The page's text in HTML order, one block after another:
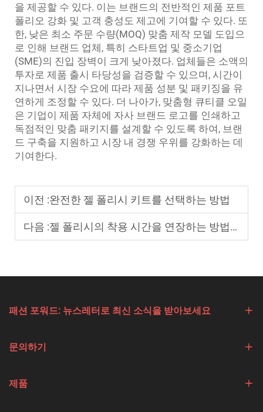
을 제공할 수 있다. 이는 브랜드의 전반적인 제품 포트
폴리오 강화 및 고객 충성도 제고에 기여할 수 있다. 또
한, 낮은 최소 주문 수량(MOQ) 맞춤 제작 모델 도입으
로 인해 브랜드 업체, 특히 스타트업 및 중소기업
(SME)의 진입 장벽이 크게 낮아졌다. 업체들은 소액의
투자로 제품 출시 타당성을 검증할 수 있으며, 시간이
지나면서 시장 수요에 따라 제품 성분 및 패키징을 유
연하게 조정할 수 있다. 더 나아가, 맞춤형 큐티클 오일
은 기업이 제품 자체에 자사 브랜드 로고를 인쇄하고
독점적인 맞춤 패키지를 설계할 수 있도록 하여, 브랜
드 구축을 지원하고 시장 내 경쟁 우위를 강화하는 데
기여한다.
이전 :완전한 젤 폴리시 키트를 선택하는 방법
다음 :젤 폴리시의 착용 시간을 연장하는 방법은 무엇인가요?
패션 포워드: 뉴스레터로 최신 소식을 받아보세요
문의하기
제품